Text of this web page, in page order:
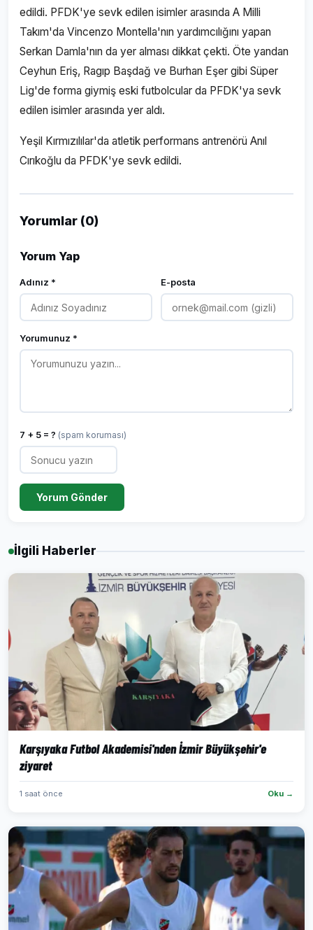
edildi. PFDK'ye sevk edilen isimler arasında A Milli
Takım'da Vincenzo Montella'nın yardımcılığını yapan
Serkan Damla'nın da yer alması dikkat çekti. Öte yandan
Ceyhun Eriş, Ragıp Başdağ ve Burhan Eşer gibi Süper
Lig'de forma giymiş eski futbolcular da PFDK'ya sevk
edilen isimler arasında yer aldı.
Yeşil Kırmızılılar'da atletik performans antrenörü Anıl
Cırıkoğlu da PFDK'ye sevk edildi.
Yorumlar (0)
Yorum Yap
Adınız * E-posta
Yorumunuz *
7 + 5 = ? (spam koruması)
Yorum Gönder
İlgili Haberler
Karşıyaka Futbol Akademisi'nden İzmir Büyükşehir'e
ziyaret
1 saat önce Oku →